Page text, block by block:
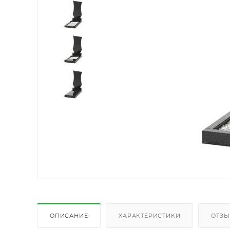
ОПИСАНИЕ ХАРАКТЕРИСТИКИ